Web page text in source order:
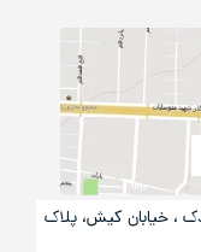
، خیابان کیش، پلاک